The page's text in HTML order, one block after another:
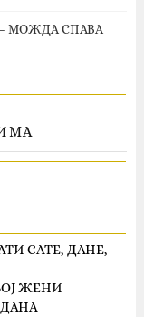
– МОЖДА СПАВА
САТЕ, ДАНЕ,
ЖЕНИ
ДАНА